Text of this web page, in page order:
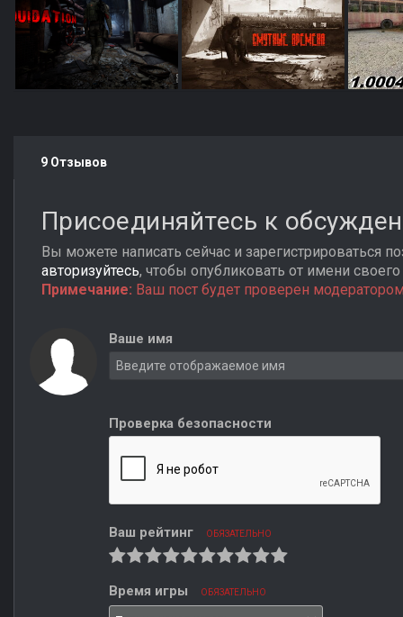
9 Отзывов
Присоединяйтесь к
Вы можете написать сейчас и зарегистрироваться
авторизуйтесь, чтобы опубликовать от имени своего
Примечание: Ваш пост будет проверен
Ваше имя
Проверка безопасности
Ваш рейтинг ОБЯЗАТЕЛЬНО
Время игры ОБЯЗАТЕЛЬНО